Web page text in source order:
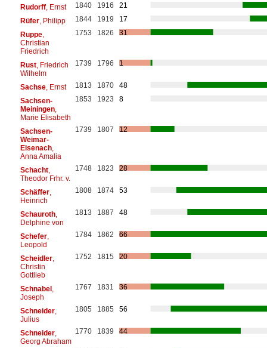
Rudorff, Ernst 1840 1916
21
Rüfer, Philipp 1844 1919
17
Ruppe,
Christian
Friedrich
1753 1826 31
Rust, Friedrich
Wilhelm
1739 1796 1
Sachse, Ernst 1813 1870
48
Sachsen-
Meiningen,
Marie Elisabeth
1853 1923 8
Sachsen-
Weimar-
Eisenach,
Anna Amalia
1739 1807 12
Schacht,
Theodor Frhr. v.
1748 1823 28
Schäffer,
Heinrich
1808 1874 53
Schauroth,
Delphine von
1813 1887 48
Schefer,
Leopold
1784 1862 66
Scheidler,
Christin
Gottlieb
1752 1815 20
Schnabel,
Joseph
1767 1831 36
Schneider,
Julius
1805 1885 56
Schneider,
Georg Abraham
1770 1839 44